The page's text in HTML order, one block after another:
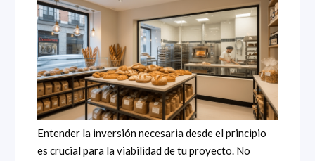
Entender la inversión necesaria desde el principio
es crucial para la viabilidad de tu proyecto. No